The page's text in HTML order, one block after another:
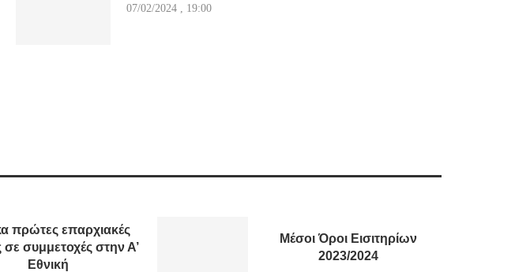
07/02/2024 , 19:00
πρώτες επαρχιακές
συμμετοχές στην Α’
Εθνική
Μέσοι Όροι Εισιτηρίων
2023/2024